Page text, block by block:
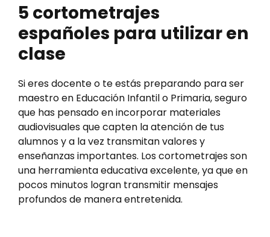
5 cortometrajes
españoles para utilizar en
clase
Si eres docente o te estás preparando para ser
maestro en Educación Infantil o Primaria, seguro
que has pensado en incorporar materiales
audiovisuales que capten la atención de tus
alumnos y a la vez transmitan valores y
enseñanzas importantes. Los cortometrajes son
una herramienta educativa excelente, ya que en
pocos minutos logran transmitir mensajes
profundos de manera entretenida.